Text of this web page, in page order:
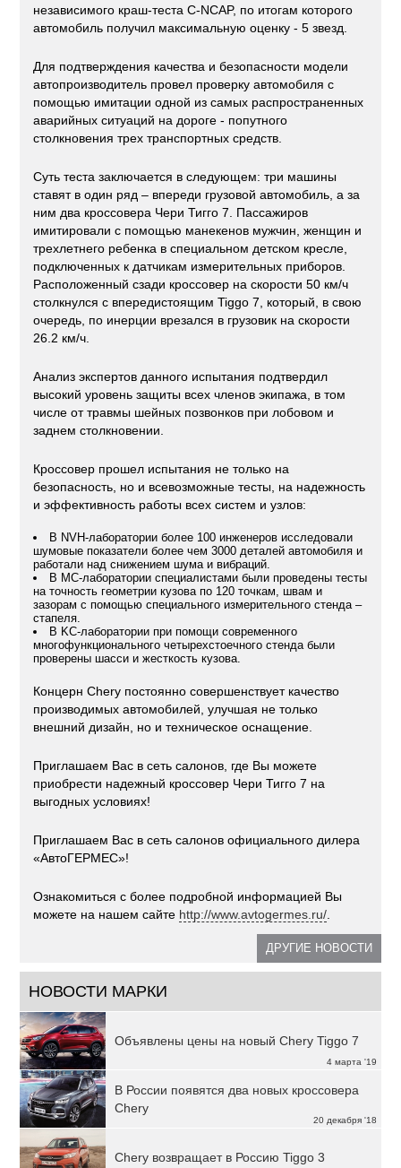
независимого краш-теста C-NCAP, по итогам которого
автомобиль получил максимальную оценку - 5 звезд.
Для подтверждения качества и безопасности модели
автопроизводитель провел проверку автомобиля с
помощью имитации одной из самых распространенных
аварийных ситуаций на дороге - попутного
столкновения трех транспортных средств.
Суть теста заключается в следующем: три машины
ставят в один ряд – впереди грузовой автомобиль, а за
ним два кроссовера Чери Тигго 7. Пассажиров
имитировали с помощью манекенов мужчин, женщин и
трехлетнего ребенка в специальном детском кресле,
подключенных к датчикам измерительных приборов.
Расположенный сзади кроссовер на скорости 50 км/ч
столкнулся с впередистоящим Tiggo 7, который, в свою
очередь, по инерции врезался в грузовик на скорости
26.2 км/ч.
Анализ экспертов данного испытания подтвердил
высокий уровень защиты всех членов экипажа, в том
числе от травмы шейных позвонков при лобовом и
заднем столкновении.
Кроссовер прошел испытания не только на
безопасность, но и всевозможные тесты, на надежность
и эффективность работы всех систем и узлов:
В NVH-лаборатории более 100 инженеров исследовали
шумовые показатели более чем 3000 деталей автомобиля и
работали над снижением шума и вибраций.
В MC-лаборатории специалистами были проведены тесты
на точность геометрии кузова по 120 точкам, швам и
зазорам с помощью специального измерительного стенда –
стапеля.
В KC-лаборатории при помощи современного
многофункционального четырехстоечного стенда были
проверены шасси и жесткость кузова.
Концерн Chery постоянно совершенствует качество
производимых автомобилей, улучшая не только
внешний дизайн, но и техническое оснащение.
Приглашаем Вас в сеть салонов, где Вы можете
приобрести надежный кроссовер Чери Тигго 7 на
выгодных условиях!
Приглашаем Вас в сеть салонов официального дилера
«АвтоГЕРМЕС»!
Ознакомиться с более подробной информацией Вы
можете на нашем сайте http://www.avtogermes.ru/
ДРУГИЕ НОВОСТИ
НОВОСТИ МАРКИ
4 марта '19
Объявлены цены на новый Chery Tiggo 7
20 декабря '18
В России появятся два новых кроссовера
Chery
Chery возвращает в Россию Tiggo 3